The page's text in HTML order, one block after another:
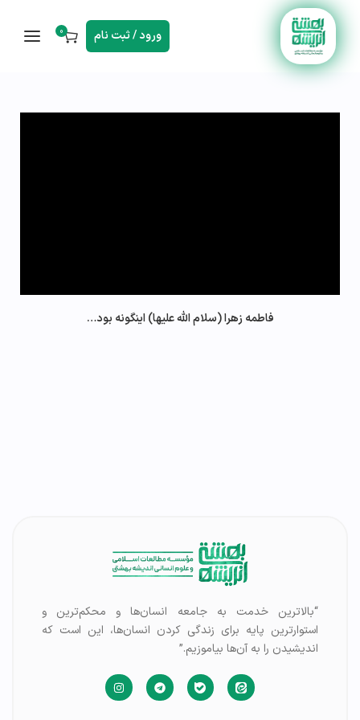
ورود / ثبت نام 0
️فاطمه زهرا (سلام الله علیها) اینگونه بود…
“بالاترین خدمت به جامعه انسان‌ها و محکم‌ترین و
استوارترین پایه برای زندگی کردن انسان‌ها، این است که
اندیشیدن را به آن‌ها بیاموزیم.”